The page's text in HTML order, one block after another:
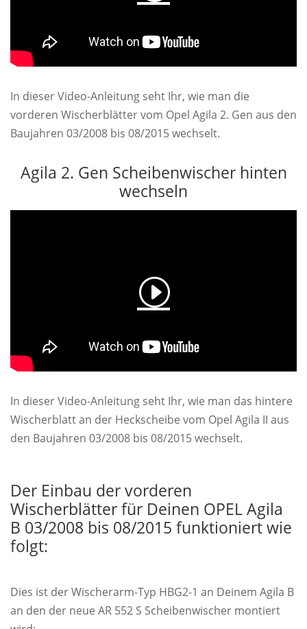
In dieser Video-Anleitung seht Ihr, wie man die
vorderen Wischerblätter vom Opel Agila 2. Gen aus den
Baujahren 03/2008 bis 08/2015 wechselt.
Agila 2. Gen Scheibenwischer hinten
wechseln
In dieser Video-Anleitung seht Ihr, wie man das hintere
Wischerblatt an der Heckscheibe vom Opel Agila II aus
den Baujahren 03/2008 bis 08/2015 wechselt.
Der Einbau der vorderen
Wischerblätter für Deinen OPEL Agila
B 03/2008 bis 08/2015 funktioniert wie
folgt:
Dies ist der Wischerarm-Typ HBG2-1 an Deinem Agila B
an den der neue AR 552 S Scheibenwischer montiert